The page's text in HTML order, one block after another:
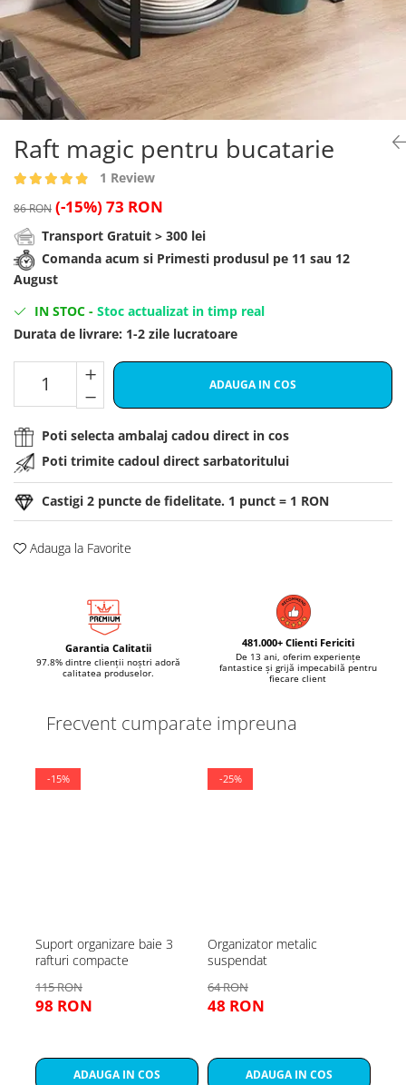
Cadouri Fete
Pentru Copilul din tine
Cadouri Haioase
Cadouri de Casa Noua
Cadouri Majorat
Cadouri pentru Nasi
Cadouri pentru Sefi
Cel ce are tot
Cadouri Nunta si Cununie civila
Cadouri Zodia Pesti
Cani si Termosuri
Jocuri si Puzzle
Produse pentru Calatorie
Seturi de caligrafie
Cadouri Sfantul Andrei
Cadouri Sfantul Alexandru
Cadouri Sfanta Ana
Cadouri Constantin si Elena
Cadouri Sfintii Mihail si Gavriil
Raft magic pentru bucatarie
1 Review
86 RON (-15%) 73 RON
Transport Gratuit > 300 lei
Comanda acum si Primesti produsul pe 11 sau 12
August
IN STOC - Stoc actualizat in timp real
Durata de livrare: 1-2 zile lucratoare
ADAUGA IN COS
Poti selecta ambalaj cadou direct in cos
Poti trimite cadoul direct sarbatoritului
Castigi 2 puncte de fidelitate. 1 punct = 1 RON
Adauga la Favorite
Garantia Calitatii
97.8% dintre clienții noștri adoră
calitatea produselor.
481.000+ Clienti Fericiti
De 13 ani, oferim experiențe
fantastice și grijă impecabilă pentru
fiecare client
Frecvent cumparate impreuna
-15%
Suport organizare baie 3
rafturi compacte
115 RON
98 RON
ADAUGA IN COS
-25%
Organizator metalic
suspendat
64 RON
48 RON
ADAUGA IN COS